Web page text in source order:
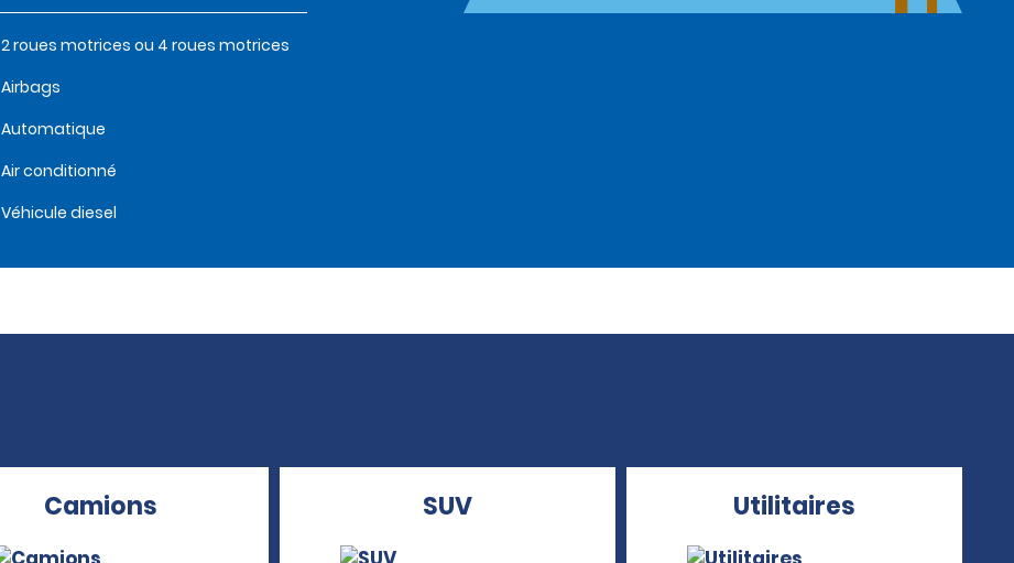
2 roues motrices ou 4 roues motrices
Airbags
Automatique
Air conditionné
Véhicule diesel
Camions SUV Utilitaires